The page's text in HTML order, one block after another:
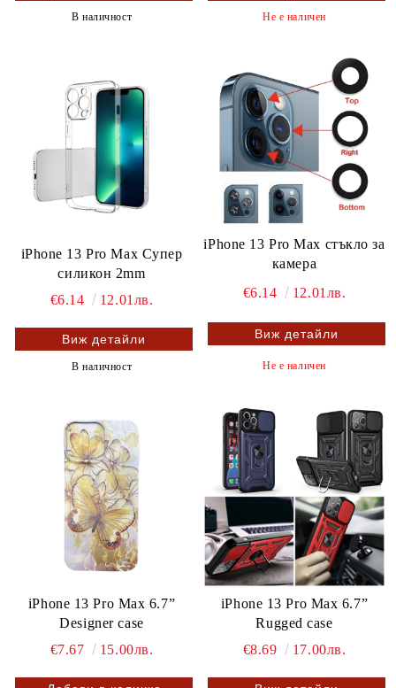
В наличност Не е наличен
iPhone 13 Pro Max Супер
силикон 2mm
€6.14
12.01лв.
Виж детайли
В наличност
iPhone 13 Pro Max стъкло за
камера
€6.14
12.01лв.
Виж детайли
Не е наличен
iPhone 13 Pro Max 6.7”
Designer case
€7.67
15.00лв.
iPhone 13 Pro Max 6.7”
Rugged case
€8.69
17.00лв.